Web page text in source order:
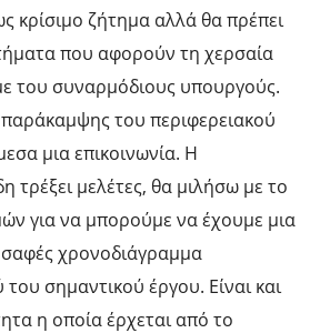
κρίσιμο ζήτημα αλλά θα πρέπει
που αφορούν τη χερσαία
του συναρμόδιους υπουργούς.
του περιφερειακού
μια επικοινωνία. Η
τρέξει μελέτες, θα μιλήσω με το
για να μπορούμε να έχουμε μια
σαφές χρονοδιάγραμμα
σημαντικού έργου. Είναι και
η οποία έρχεται από το